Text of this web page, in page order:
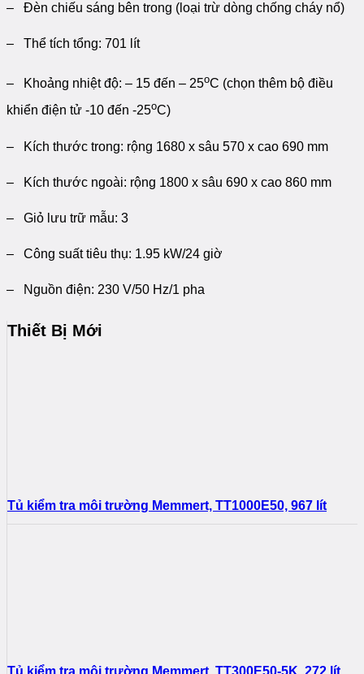
– Đèn chiếu sáng bên trong (loại trừ dòng chống cháy nổ)
– Thể tích tổng: 701 lít
– Khoảng nhiệt độ: – 15 đến – 25oC (chọn thêm bộ điều
khiển điện tử -10 đến -25oC)
– Kích thước trong: rộng 1680 x sâu 570 x cao 690 mm
– Kích thước ngoài: rộng 1800 x sâu 690 x cao 860 mm
– Giỏ lưu trữ mẫu: 3
– Công suất tiêu thụ: 1.95 kW/24 giờ
– Nguồn điện: 230 V/50 Hz/1 pha
Thiết Bị Mới
Tủ kiểm tra môi trường Memmert, TT1000E50, 967 lít
Tủ kiểm tra môi trường Memmert, TT300E50-5K, 272 lít